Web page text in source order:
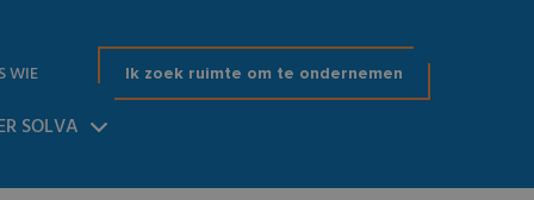
WIE Ik zoek ruimte om te ondernemen
SOLVA